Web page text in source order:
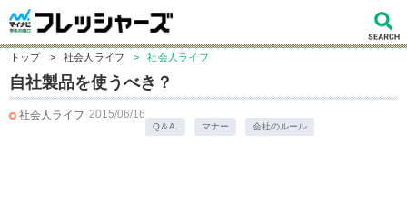
トップ > 社会人ライフ > 社会人ライフ
自社製品を使うべき？
社会人ライフ 2015/06/16
Q＆A. マナー 会社のルール